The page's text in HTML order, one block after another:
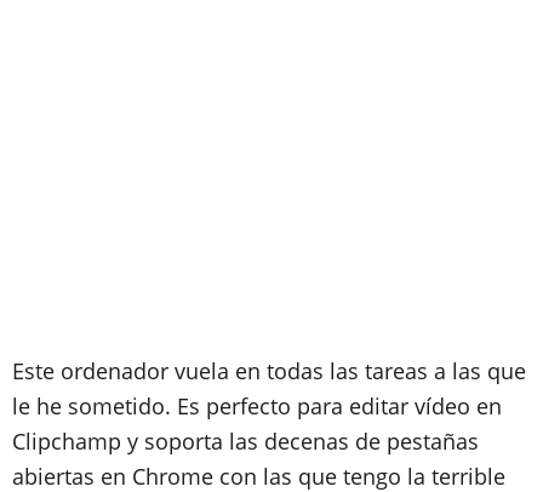
Este ordenador vuela en todas las tareas a las que
le he sometido. Es perfecto para editar vídeo en
Clipchamp y soporta las decenas de pestañas
abiertas en Chrome con las que tengo la terrible